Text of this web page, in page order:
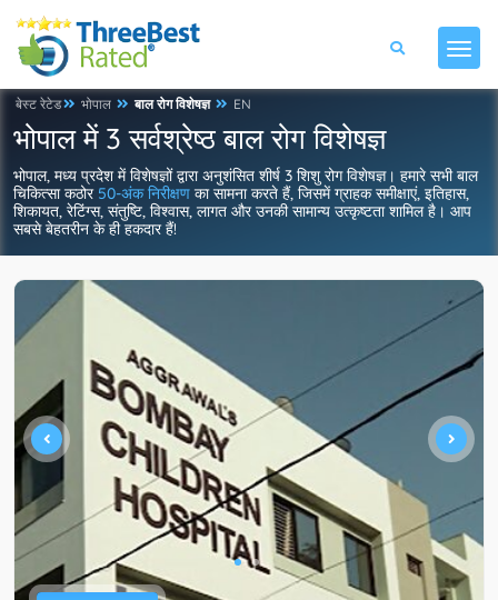
बेस्ट रेटेड भोपाल बाल रोग विशेषज्ञ EN
भोपाल में 3 सर्वश्रेष्ठ बाल रोग विशेषज्ञ
भोपाल, मध्य प्रदेश में विशेषज्ञों द्वारा अनुशंसित शीर्ष 3 शिशु रोग विशेषज्ञ। हमारे सभी बाल
चिकित्सा कठोर 50-अंक निरीक्षण का सामना करते हैं, जिसमें ग्राहक समीक्षाएं, इतिहास,
शिकायत, रेटिंग्स, संतुष्टि, विश्वास, लागत और उनकी सामान्य उत्कृष्टता शामिल है। आप
सबसे बेहतरीन के ही हकदार हैं!